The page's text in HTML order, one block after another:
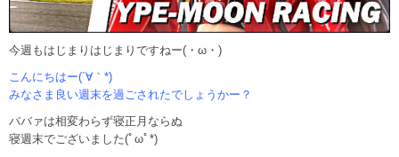
今週もはじまりはじまりですねー(・ω・)
こんにちはー(´∀｀*)
みなさま良い週末を過ごされたでしょうかー？
ババァは相変わらず寝正月ならぬ
寝週末でございました(ﾟωﾟ*)